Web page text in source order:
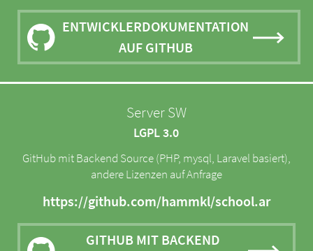
ENTWICKLERDOKUMENTATION
AUF GITHUB
Server SW
LGPL 3.0
GitHub mit Backend Source (PHP, mysql, Laravel basiert),
andere Lizenzen auf Anfrage
https://github.com/hammkl/school.ar
GITHUB MIT BACKEND